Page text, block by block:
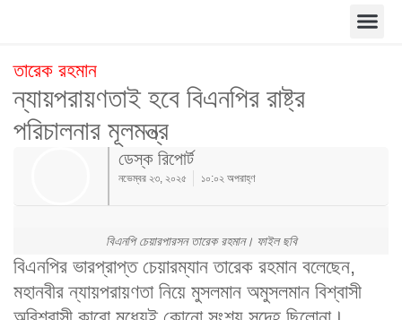
তারেক রহমান
ন্যায়পরায়ণতাই হবে বিএনপির রাষ্ট্র
পরিচালনার মূলমন্ত্র
ডেস্ক রিপোর্ট
নভেম্বর ২৩, ২০২৫ ১০:০২ অপরাহ্ণ
বিএনপি চেয়ারপারসন তারেক রহমান। ফাইল ছবি
বিএনপির ভারপ্রাপ্ত চেয়ারম্যান তারেক রহমান বলেছেন,
মহানবীর ন্যায়পরায়ণতা নিয়ে মুসলমান অমুসলমান বিশ্বাসী